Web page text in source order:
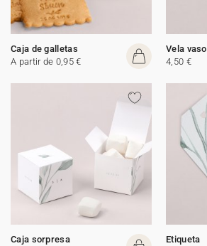
Caja de galletas
A partir de 0,95 €
Vela vaso
4,50 €
Caja sorpresa
Etiqueta